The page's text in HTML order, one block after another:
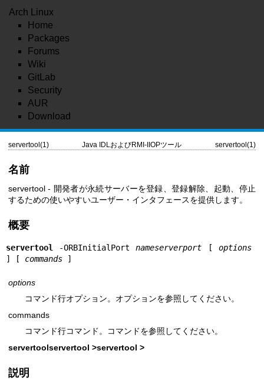
Arch Linux
Home
Packages
Forums
Wiki
GitLab
Security
AUR
Download
servertool(1) Java IDLおよびRMI-IIOPツール servertool(1)
名前
servertool - 開発者が永続サーバーを登録、登録解除、起動、停止
するための使いやすいユーザー・インタフェースを提供します。
概要
servertool -ORBInitialPort nameserverport [ options
] [ commands ]
options
コマンド行オプション。オプションを参照してください。
commands
コマンド行コマンド。コマンドを参照してください。
servertoolservertool >servertool >
説明